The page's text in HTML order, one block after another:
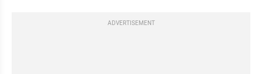
ADVERTISEMENT